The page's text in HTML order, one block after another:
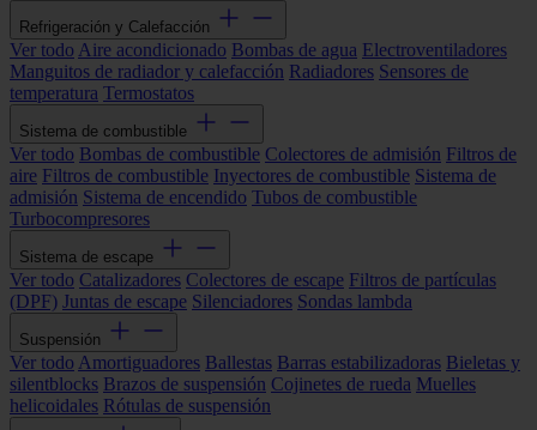
Refrigeración y Calefacción
Ver todo Aire acondicionado Bombas de agua Electroventiladores
Manguitos de radiador y calefacción Radiadores Sensores de
temperatura Termostatos
Sistema de combustible
Ver todo Bombas de combustible Colectores de admisión Filtros de
aire Filtros de combustible Inyectores de combustible Sistema de
admisión Sistema de encendido Tubos de combustible
Turbocompresores
Sistema de escape
Ver todo Catalizadores Colectores de escape Filtros de partículas
(DPF) Juntas de escape Silenciadores Sondas lambda
Suspensión
Ver todo Amortiguadores Ballestas Barras estabilizadoras Bieletas y
silentblocks Brazos de suspensión Cojinetes de rueda Muelles
helicoidales Rótulas de suspensión